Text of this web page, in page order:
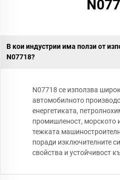
В кои индустрии има ползи от
N07718?
N07718 се използва
автомобилното
енергетиката,
промишленост, морското
тежката
поради изключителните
свойства и устойчивост